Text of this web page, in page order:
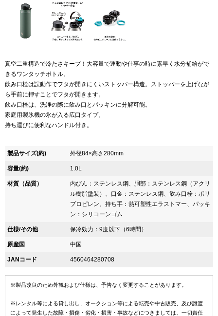
真空二重構造で冷たさキープ！大容量で運動や仕事の時に素早く水分補給がで
きるワンタッチボトル。
飲み口栓は誤動作でフタが開きにくいストッパー構造。ストッパーを上げなが
ら手前に押すことでフタが開きます。
飲み口栓は、洗浄の際に飲み口とパッキンに分解可能。
家庭用製氷機の氷が入る広口タイプ。
持ち運びに便利なハンドル付き。
製品サイズ(約) 外径84×高さ280mm
容量(約) 1.0L
材質（品質）
内びん：ステンレス鋼、胴部：ステンレス鋼（アクリ
ル樹脂塗装）、口金：ステンレス鋼、飲み口栓：ポリ
プロピレン、持ち手：熱可塑性エラストマー、パッキ
ン：シリコーンゴム
仕様/その他 保冷効力：9度以下（6時間）
原産国 中国
JANコード 4560464280708
※製品改良のため外観および仕様は、予告なく変更することがあります。
※レンタル等による貸し出し、オークション等による転売や中古販売、及び譲渡
によって発生した故障・損傷・劣化・損害・事故などにつきましては、一切責任